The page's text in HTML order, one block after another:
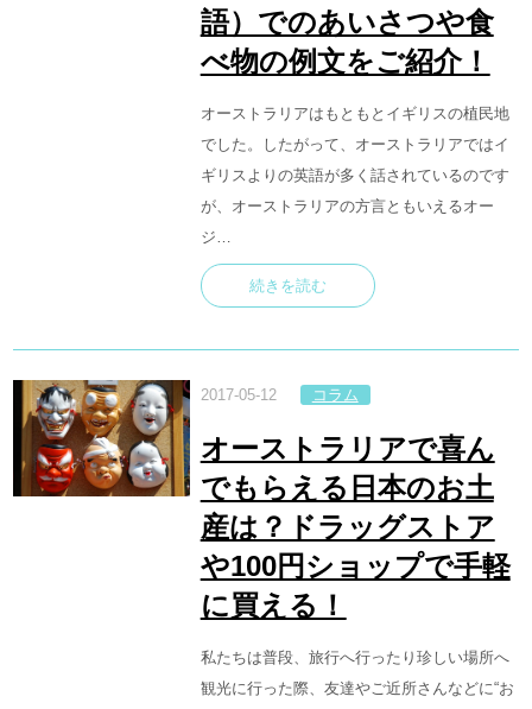
語）でのあいさつや食
べ物の例文をご紹介！
オーストラリアはもともとイギリスの植民地
でした。したがって、オーストラリアではイ
ギリスよりの英語が多く話されているのです
が、オーストラリアの方言ともいえるオー
ジ…
続きを読む
2017-05-12 コラム
オーストラリアで喜ん
でもらえる日本のお土
産は？ドラッグストア
や100円ショップで手軽
に買える！
私たちは普段、旅行へ行ったり珍しい場所へ
観光に行った際、友達やご近所さんなどに“お